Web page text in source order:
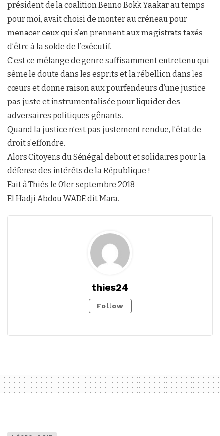
président de la coalition Benno Bokk Yaakar au temps
pour moi, avait choisi de monter au créneau pour
menacer ceux qui s’en prennent aux magistrats taxés
d’être à la solde de l’exécutif.
C’est ce mélange de genre suffisamment entretenu qui
sème le doute dans les esprits et la rébellion dans les
cœurs et donne raison aux pourfendeurs d’une justice
pas juste et instrumentalisée pour liquider des
adversaires politiques gênants.
Quand la justice n’est pas justement rendue, l’état de
droit s’effondre.
Alors Citoyens du Sénégal debout et solidaires pour la
défense des intérêts de la République !
Fait à Thiès le 01er septembre 2018
El Hadji Abdou WADE dit Mara.
thies24
Follow